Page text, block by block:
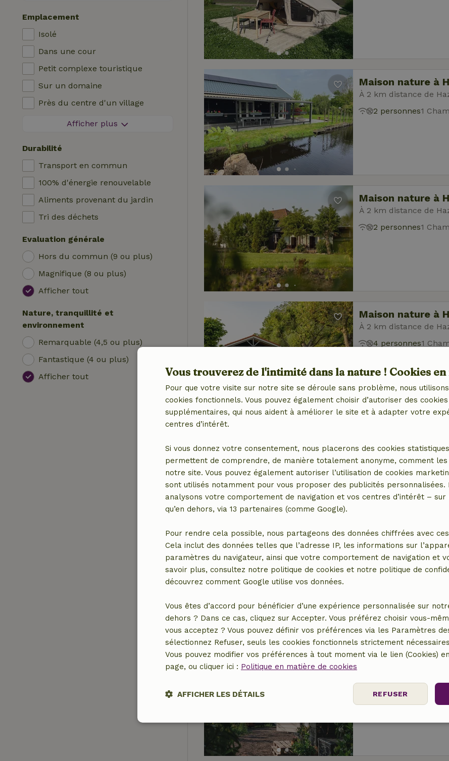
Maison nature à
À 2 km distance de
2 personnes1
Maison nature à
À 2 km distance de
2 personnes1
Maison nature à
À 2 km distance de
4 personnes1
2 personnes1
Maison nature à
À 3 km distance de
2 personnes 1
Maison nature à
2 personnes 1
Lit pour enfant
Bain
Station de recharge pour voiture
Piscine (en commun)
Accessible aux fauteuils roulants
Piscine (privée)
Maison de campagne
Chalet
Villa
Glamping
Cabane en rondins
Logis
Roulotte
Hutte
Emplacement de camping
Yourte
Bateau
Wrap house
Emplacement
Isolé
Dans une cour
Petit complexe touristique
Sur un domaine
Près du centre d'un village
A l'orée d'un village
Afficher plus
Durabilité
Transport en commun
100% d'énergie renouvelable
Aliments provenant du jardin
Tri des déchets
Evaluation générale
Hors du commun (9 ou plus)
Magnifique (8 ou plus)
Afficher tout
Nature, tranquillité et
environnement
Remarquable (4,5 ou plus)
Fantastique (4 ou plus)
Afficher tout
Vous trouverez de l'intimité dans la nature ! Cookies en
Pour que votre visite sur notre site se déroule sans problème, nous
cookies fonctionnels. Vous pouvez également choisir d’autoriser des cookies
supplémentaires, qui nous aident à améliorer le site et à adapter votre
centres d’intérêt.
Si vous donnez votre consentement, nous placerons des cookies
permettent de comprendre, de manière totalement anonyme, comment
notre site. Vous pouvez également autoriser l’utilisation de cookies
sont utilisés notamment pour vous proposer des publicités personnalisées.
analysons votre comportement de navigation et vos centres d’intérêt – sur
qu’en dehors, via 13 partenaires (comme Google).
Pour rendre cela possible, nous partageons des données chiffrées avec
Cela inclut des données telles que l’adresse IP, les informations sur
paramètres du navigateur, ainsi que votre comportement de navigation et
savoir plus, consultez notre politique de cookies et notre politique de
découvrez comment Google utilise vos données.
Vous êtes d’accord pour bénéficier d’une expérience personnalisée sur
dehors ? Dans ce cas, cliquez sur Accepter. Vous préférez choisir vous-
vous acceptez ? Vous pouvez définir vos préférences via les Paramètres
sélectionnez Refuser, seuls les cookies fonctionnels strictement
Vous pouvez modifier vos préférences à tout moment via le lien (Cookies)
page, ou cliquer ici : Politique en matière de cookies
REFUSER
AFFICHER LES DÉTAILS
Strictement
Performance Ciblage Fonctionnalité